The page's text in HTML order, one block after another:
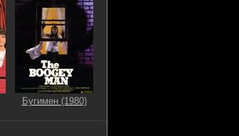
Бугимен (1980)